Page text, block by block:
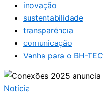
inovação
sustentabilidade
transparência
comunicação
Venha para o BH-TEC
Notícia